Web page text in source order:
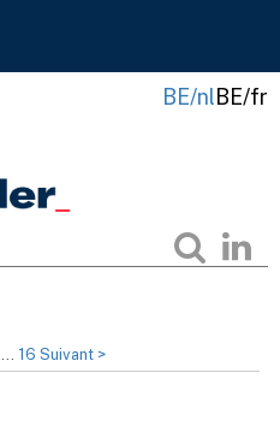
BE/nlBE/fr
… 16 Suivant >